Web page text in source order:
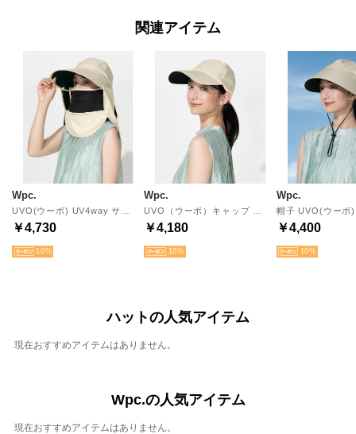
関連アイテム
Wpc.
￥4,730
10
Wpc.
￥4,180
10
Wpc.
￥4,400
10
ハットの人気アイテム
現在おすすめアイテムはありません。
Wpc.の人気アイテム
現在おすすめアイテムはありません。